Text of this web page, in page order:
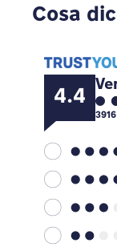
Cosa
4.4
3916